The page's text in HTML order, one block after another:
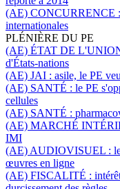
(AE) CONCURRENCE :
internationales
PLÉNIÈRE DU PE
(AE) ÉTAT DE
d'États-nations
(AE) JAI : asile, le PE
(AE) SANTÉ : le PE
cellules
(AE) SANTÉ :
(AE) MARCHÉ
IMI
(AE) AUDIOVISUEL :
œuvres en ligne
(AE) FISCALITÉ :